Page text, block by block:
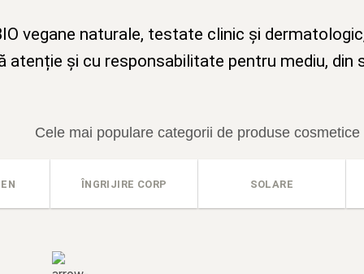
vegane naturale, testate clinic și
atenție și cu responsabilitate pentru mediu, din
Cele mai populare categorii de produse cosmetice
ÎNGRIJIRE CORP SOLARE